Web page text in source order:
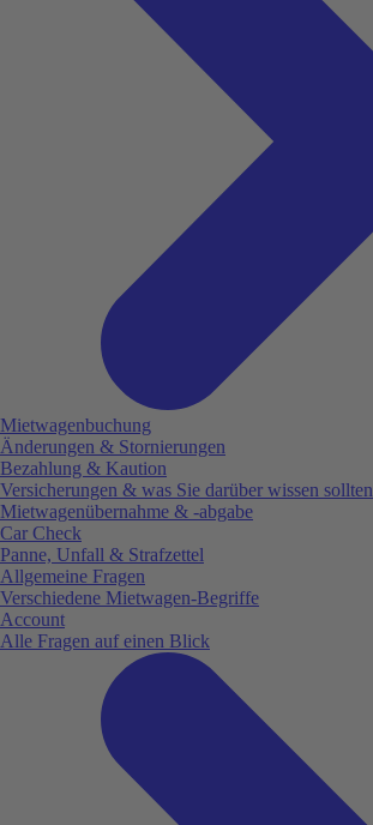
Mietwagenbuchung
Änderungen & Stornierungen
Bezahlung & Kaution
Versicherungen & was Sie darüber wissen sollten
Mietwagenübernahme & -abgabe
Car Check
Panne, Unfall & Strafzettel
Allgemeine Fragen
Verschiedene Mietwagen-Begriffe
Account
Alle Fragen auf einen Blick